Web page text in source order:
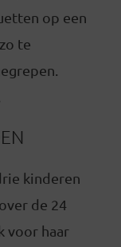
op een
te
kinderen
de 24
voor haar